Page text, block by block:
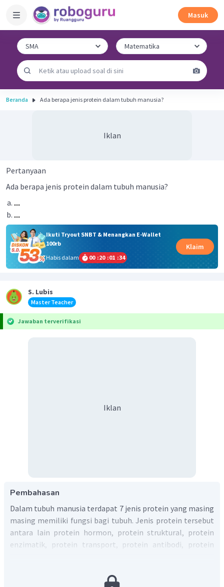
Masuk
Beranda Ada berapa jenis protein dalam tubuh manusia?
Iklan
Pertanyaan
Ada berapa jenis protein dalam tubuh manusia?
Ikuti Tryout SNBT & Menangkan E-Wallet
100rb
Habis dalam
00 :20 :01 :33
Klaim
S. Lubis
Master Teacher
Jawaban terverifikasi
Iklan
Pembahasan
Dalam tubuh manusia terdapat 7 jenis protein yang masing
masing memiliki fungsi bagi tubuh. Jenis protein tersebut
antara lain protein hormon, protein struktural, protein
enzimatik, protein transport, protein antibodi, protein